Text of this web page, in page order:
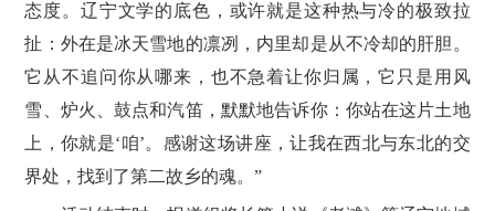
态度。辽宁文学的底色，或许就是这种热与冷的极致拉
扯：外在是冰天雪地的凛冽，内里却是从不冷却的肝胆。
它从不追问你从哪来，也不急着让你归属，它只是用风
雪、炉火、鼓点和汽笛，默默地告诉你：你站在这片土地
上，你就是‘咱’。感谢这场讲座，让我在西北与东北的交
界处，找到了第二故乡的魂。”